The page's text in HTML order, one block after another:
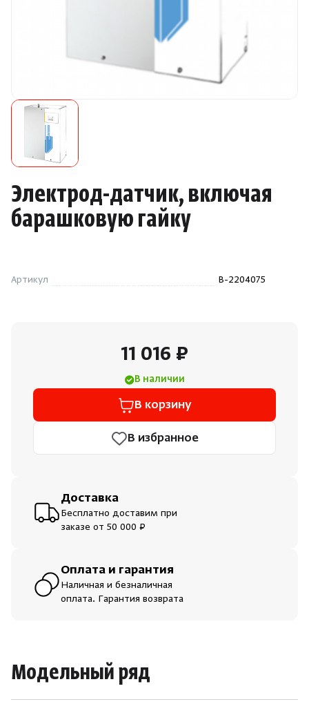
Запчасти
Отопление
Для хаммама
Ароматы
Инфракрасные сауны
Краны
Электрод-датчик, включая
барашковую гайку
Артикул B-2204075
11 016 ₽
В наличии
В корзину
В избранное
Доставка
Бесплатно доставим при
заказе от 50 000 ₽
Оплата и гарантия
Наличная и безналичная
оплата. Гарантия возврата
Модельный ряд